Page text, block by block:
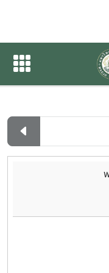
ปฏิทินกิจกร
ปฏิทินกิจกรรมของ